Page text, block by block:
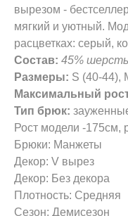
вырезом -
мягкий и уютный.
расцветках: серый,
Состав: 45%
Размеры: S (40-44),
Максимальный
Тип брюк:
Рост модели -175см,
Брюки: Манжеты
Декор: V вырез
Декор: Без декора
Плотность: Средняя
Сезон: Демисезон